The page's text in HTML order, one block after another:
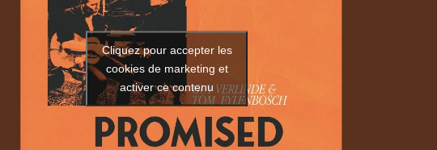
Cliquez pour accepter les
cookies de marketing et
activer ce contenu